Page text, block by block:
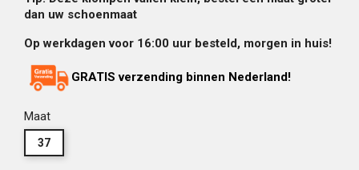
dan uw schoenmaat
Op werkdagen voor 16:00 uur besteld, morgen in huis!
GRATIS verzending binnen Nederland!
Maat
37